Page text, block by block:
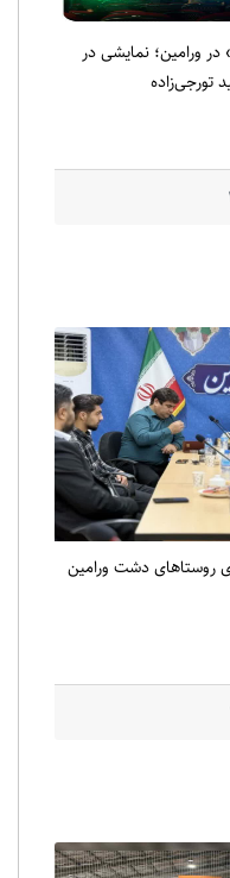
در ورامین؛ نمایشی در
تورجی‌زاده
روستاهای دشت ورامین